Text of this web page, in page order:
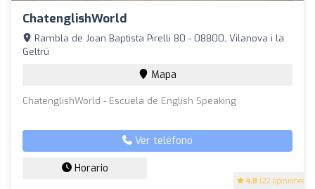
ChatenglishWorld
4.8 (22 opiniones)
Rambla de Joan Baptista Pirelli 80 - 08800, Vilanova i la
Geltrú
Mapa
ChatenglishWorld - Escuela de English Speaking
Ver teléfono
Horario